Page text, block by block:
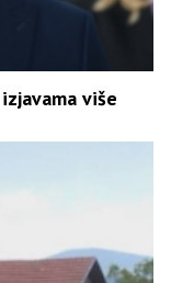
više